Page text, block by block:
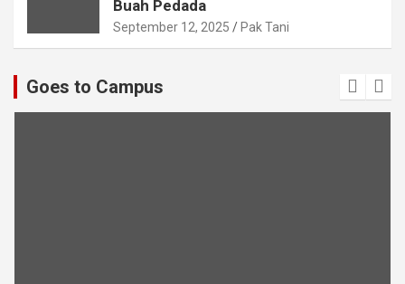
Buah Pedada
September 12, 2025 Pak Tani
Goes to Campus